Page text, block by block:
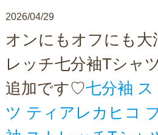
2026/04/29
オンにもオフにも大
レッチ七分袖Tシャ
追加です♡七分袖
ツ ティアレカヒコ